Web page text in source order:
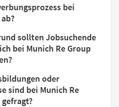
bei
sollten Jobsuchende
bei Munich Re Group
oder
sind bei Munich Re